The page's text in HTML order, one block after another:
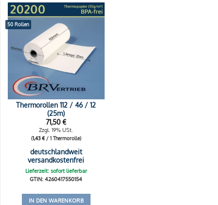
50 Rollen
Thermorollen 112 / 46 / 12
(25m)
71,50€
Zzgl. 19% USt.
(1,43€/ 1 Thermorolle)
deutschlandweit
versandkostenfrei
Lieferzeit: sofort lieferbar
GTIN: 4260417550154
IN DEN WARENKORB